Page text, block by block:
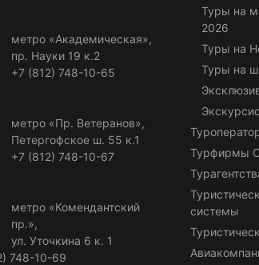
метро «Академическая»,
пр. Науки 19 к.2
+7 (812) 748-10-65
метро «Пр. Ветеранов»,
Петергофское ш. 55 к.1
+7 (812) 748-10-67
метро «Комендантский
пр.»,
ул. Уточкина 6 к. 1
748-10-69
Туры на
2026
Туры на
Туры на
Турфирмы
системы